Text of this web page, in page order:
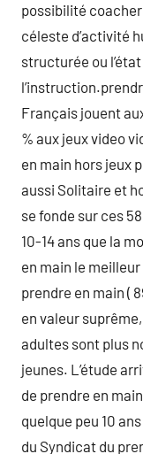
possibilité
céleste d’activité
structurée ou
Français jouent
% aux jeux video
en main hors jeux
aussi Solitaire et
se fonde sur ces
10-14 ans que la
en main le
prendre en main (
en valeur
adultes sont plus
jeunes. L’étude
de prendre en
quelque peu 10
du Syndicat du